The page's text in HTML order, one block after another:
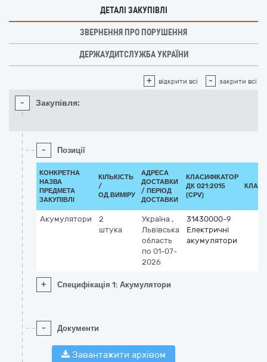
ДЕТАЛІ ЗАКУПІВЛІ
ЗВЕРНЕННЯ ПРО ПОРУШЕННЯ
ДЕРЖАУДИТСЛУЖБА УКРАЇНИ
+ відкрити всі - закрити всі
- Закупівля:
- Позиції
КОНКРЕТНА
НАЗВА
ПРЕДМЕТА
ЗАКУПІВЛІ
КІЛЬКІСТЬ
/
ОД.ВИМІРУ
АДРЕСА
ДОСТАВКИ
/ ПЕРІОД
ДОСТАВКИ
КЛАСИФІКАТОР
ДК 021:2015
(CPV)
Акумулятори
2
штука
Україна ,
Львівська
область
по 01-07-
2026
31430000-9
Електричні
акумулятори
+ Специфікація 1: Акумулятори
- Документи
Завантажити архівом